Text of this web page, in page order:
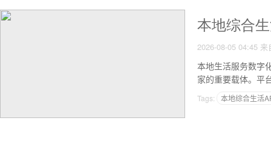
本地综合
2026-08-05 04:45 来
本地生活服务数字
家的重要载体。平
Tags: 本地综合生活